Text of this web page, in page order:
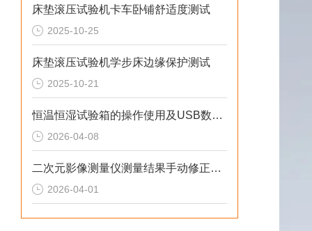
床垫滚压试验机卡车卧铺舒适度测试
2025-10-25
床垫滚压试验机学步床边缘保护测试
2025-10-21
恒温恒湿试验箱的操作使用及USB数据导出与历史曲线查看流程
2026-04-08
二次元影像测量仪测量结果手动修正与复核的正确方法
2026-04-01